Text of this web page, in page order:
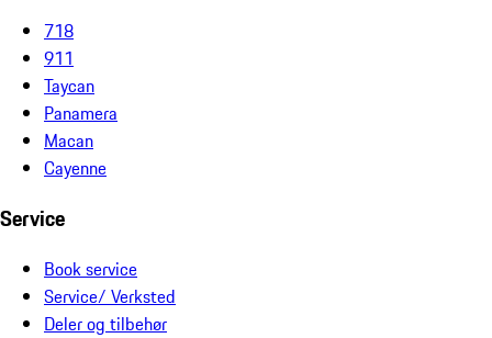
718
911
Taycan
Panamera
Macan
Cayenne
Service
Book service
Service/ Verksted
Deler og tilbehør